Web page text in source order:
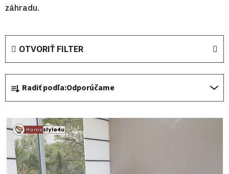
záhradu.
OTVORIŤ FILTER
Radenie produktov
Radiť podľa:Odporúčame
Výpis produktov